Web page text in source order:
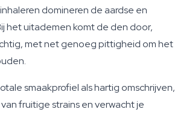
domineren de aardse en
het uitademen komt de den door,
met net genoeg pittigheid om het
smaakprofiel als hartig omschrijven,
fruitige strains en verwacht je